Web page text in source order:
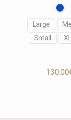
Large
Small
130.00